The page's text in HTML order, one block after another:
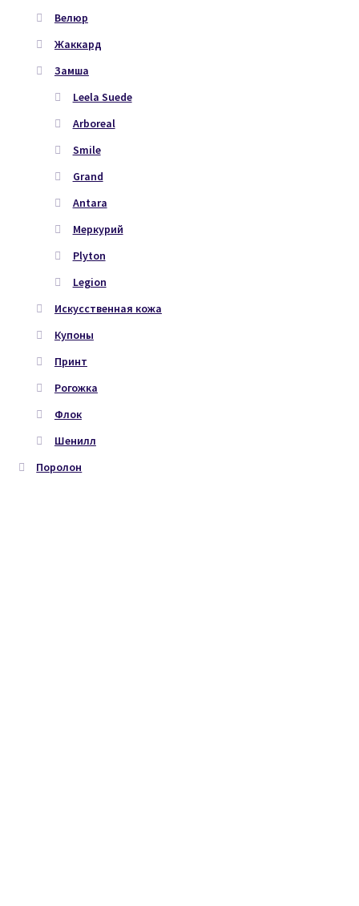
Велюр
Жаккард
Замша
Leela Suede
Arboreal
Smile
Grand
Antara
Меркурий
Plyton
Legion
Искусственная кожа
Купоны
Принт
Рогожка
Флок
Шенилл
Поролон